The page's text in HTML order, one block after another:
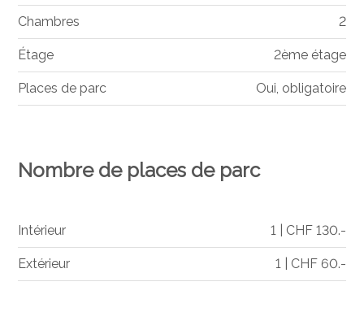
Chambres 2
Étage 2ème étage
Places de parc Oui, obligatoire
Nombre de places de parc
Intérieur 1 | CHF 130.-
Extérieur 1 | CHF 60.-